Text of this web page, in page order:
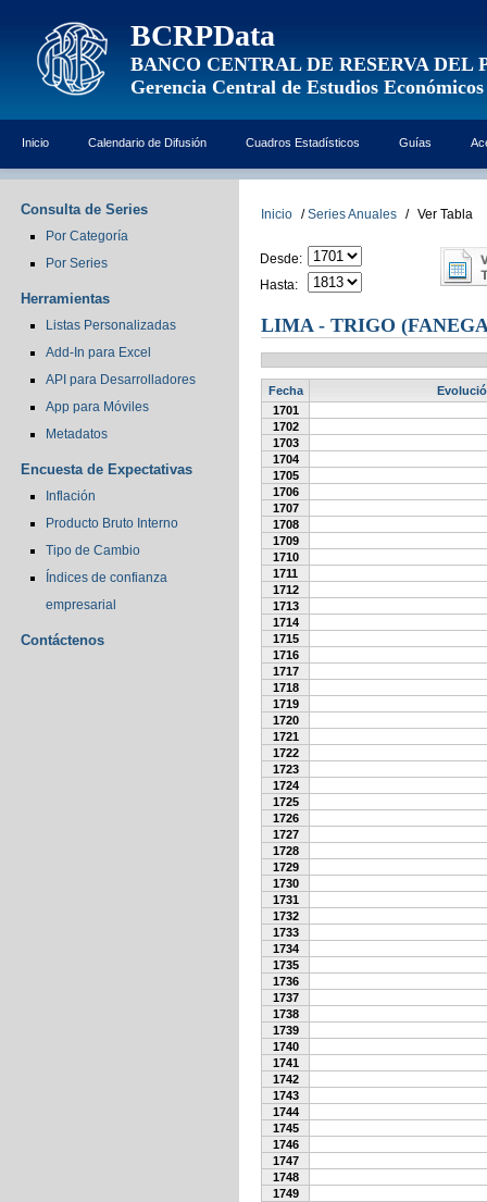
BCRPData
BANCO CENTRAL DE RESERVA DEL
Gerencia Central de Estudios Económicos
Inicio Calendario de Difusión Cuadros Estadísticos Guías
Consulta de Series
Por Categoría
Por Series
Herramientas
Listas Personalizadas
Add-In para Excel
API para Desarrolladores
App para Móviles
Metadatos
Encuesta de Expectativas
Inflación
Producto Bruto Interno
Tipo de Cambio
Índices de confianza
empresarial
Contáctenos
Inicio / Series Anuales / Ver Tabla
Desde:
Hasta:
LIMA - TRIGO
Fecha
1701
1702
1703
1704
1705
1706
1707
1708
1709
1710
1711
1712
1713
1714
1715
1716
1717
1718
1719
1720
1721
1722
1723
1724
1725
1726
1727
1728
1729
1730
1731
1732
1733
1734
1735
1736
1737
1738
1739
1740
1741
1742
1743
1744
1745
1746
1747
1748
1749